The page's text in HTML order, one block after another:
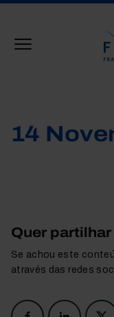
14
Quer
Se achou este
através das redes